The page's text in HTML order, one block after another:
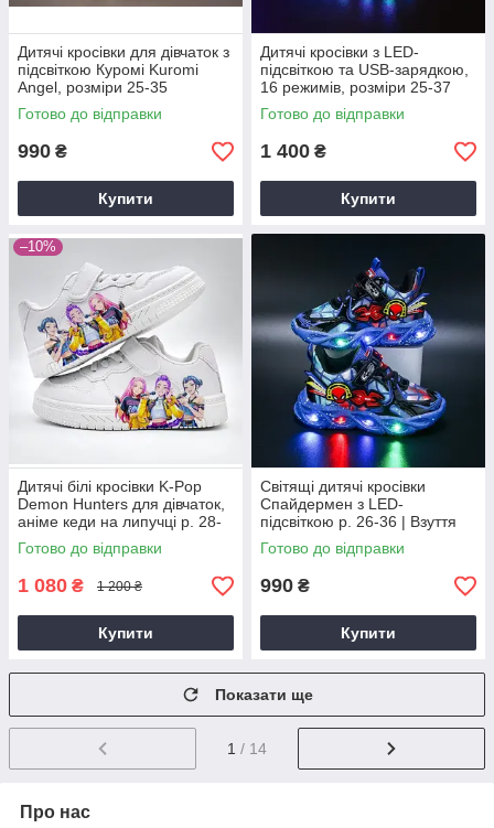
Дитячі кросівки для дівчаток з
підсвіткою Куромі Kuromi
Angel, розміри 25-35
фіолетові
Готово до відправки
990 ₴
Купити
Дитячі кросівки з LED-
підсвіткою та USB-зарядкою,
16 режимів, розміри 25-37
для дівчаток + подарунок!
Готово до відправки
1 400 ₴
Купити
–10%
Дитячі білі кросівки K-Pop
Demon Hunters для дівчаток,
аніме кеди на липучці р. 28-
33, взуття Кейпоп Мисливці
на демонів
Готово до відправки
1 080 ₴ 1 200 ₴
Купити
Світящі дитячі кросівки
Спайдермен з LED-
підсвіткою р. 26-36 | Взуття
Людина-Павук для хлопчиків і
дівчаток
Готово до відправки
990 ₴
Купити
Показати ще
1 / 14
Про нас